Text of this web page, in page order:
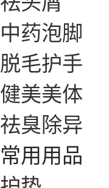
中药泡脚
脱毛护手
健美美体
祛臭除异
常用用品